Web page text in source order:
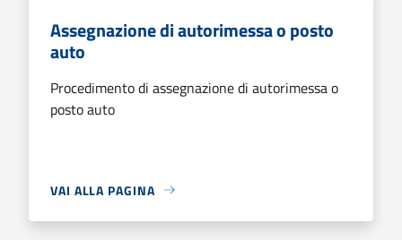
Assegnazione di autorimessa o posto
auto
Procedimento di assegnazione di autorimessa o
posto auto
VAI ALLA PAGINA